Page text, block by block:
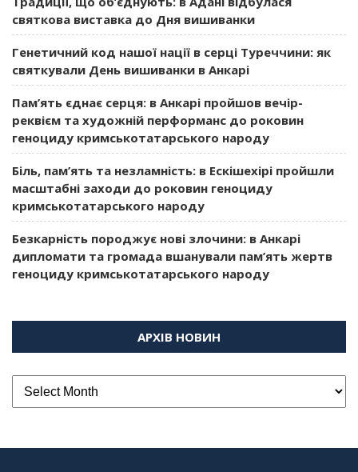
святкова виставка до Дня вишиванки
Генетичний код нашої нації в серці Туреччини: як
святкували День вишиванки в Анкарі
Пам’ять єднає серця: в Анкарі пройшов вечір-
реквієм та художній перформанс до роковин
геноциду кримськотатарського народу
Біль, пам’ять та незламність: в Ескішехірі пройшли
масштабні заходи до роковин геноциду
кримськотатарського народу
Безкарність породжує нові злочини: в Анкарі
дипломати та громада вшанували пам’ять жертв
геноциду кримськотатарського народу
АРХІВ НОВИН